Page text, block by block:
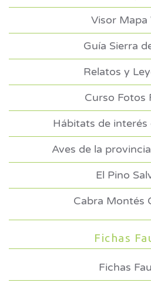
Visor Mapa
Guía Sierra
Relatos y
Curso Fotos
Hábitats de
Aves de la
El Pino
Cabra Montés
Fichas
Fichas